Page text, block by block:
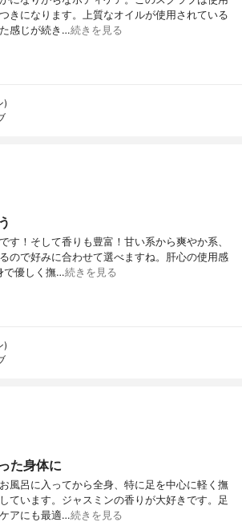
きになります。上質なオイルが使用されている
感じが続き…続きを見る
)
す！そして香りも豊富！甘い系から爽やか系、
ので好みに合わせて選べますね。肝心の使用感
で優しく撫…続きを見る
)
た身体に
風呂に入ってから全身、特に足を中心に軽く撫
ています。ジャスミンの香りが大好きです。足
アにも最適…続きを見る